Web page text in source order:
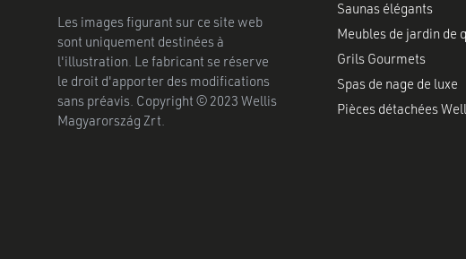
Les images figurant sur ce site web
sont uniquement destinées à
l'illustration. Le fabricant se réserve
le droit d'apporter des modifications
sans préavis. Copyright © 2023 Wellis
Magyarország Zrt.
Saunas élégants
Meubles de jardin de
Grils Gourmets
Spas de nage de luxe
Pièces détachées